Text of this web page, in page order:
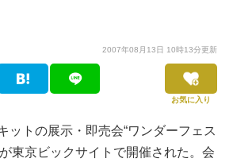
2007年08月13日 10時13分更新
お気に入り
トの展示・即売会“ワンダーフェス
東京ビックサイトで開催された。会